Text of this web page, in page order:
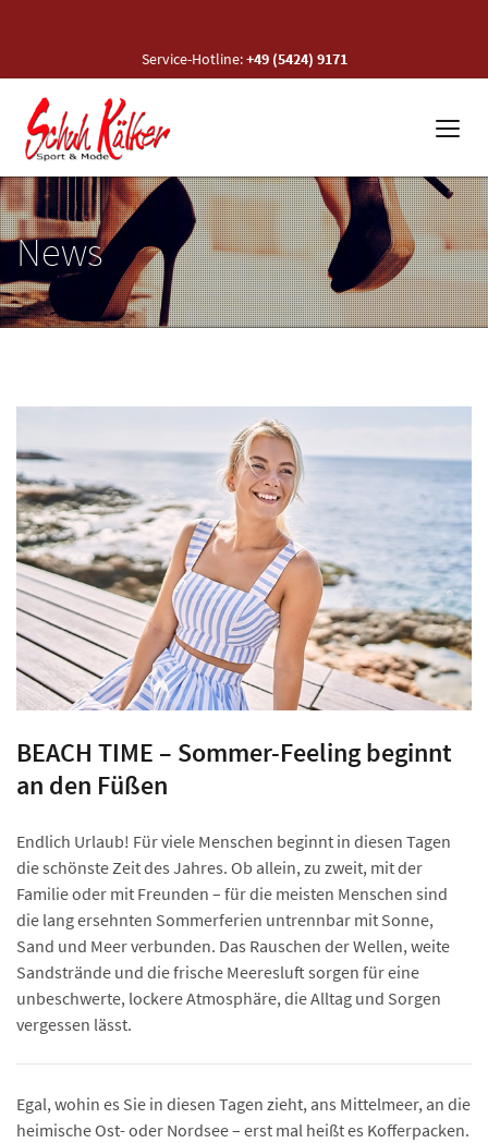
Service-Hotline:+49 (5424) 9171
News
BEACH TIME – Sommer-Feeling beginnt
an den Füßen
Endlich Urlaub! Für viele Menschen beginnt in diesen Tagen
die schönste Zeit des Jahres. Ob allein, zu zweit, mit der
Familie oder mit Freunden – für die meisten Menschen sind
die lang ersehnten Sommerferien untrennbar mit Sonne,
Sand und Meer verbunden. Das Rauschen der Wellen, weite
Sandstrände und die frische Meeresluft sorgen für eine
unbeschwerte, lockere Atmosphäre, die Alltag und Sorgen
vergessen lässt.
Egal, wohin es Sie in diesen Tagen zieht, ans Mittelmeer, an die
heimische Ost- oder Nordsee – erst mal heißt es Kofferpacken.